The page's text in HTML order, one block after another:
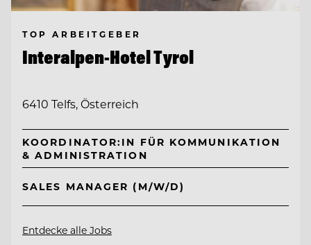
TOP ARBEITGEBER
Interalpen-Hotel Tyrol
6410 Telfs, Österreich
KOORDINATOR:IN FÜR KOMMUNIKATION
& ADMINISTRATION
SALES MANAGER (M/W/D)
Entdecke alle Jobs